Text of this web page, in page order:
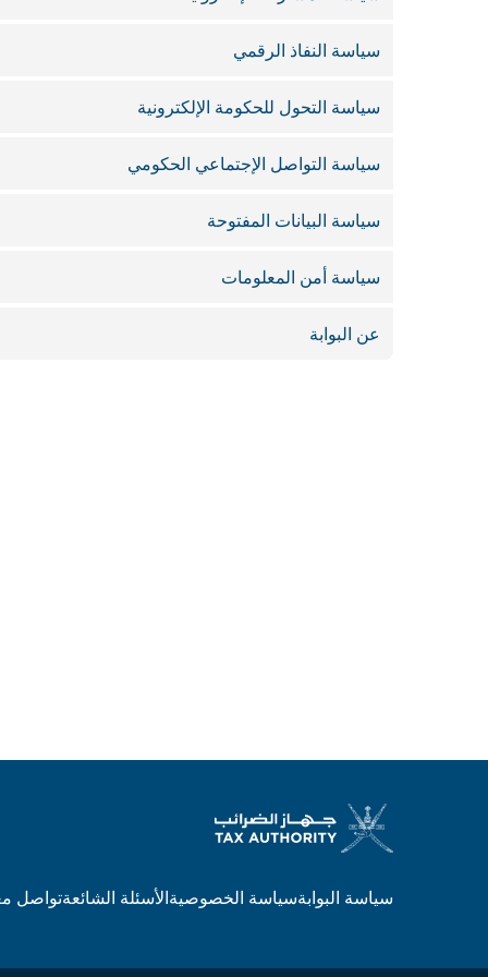
سياسة النفاذ الرقمي
سياسة التحول للحكومة الإلكترونية
سياسة التواصل الإجتماعي الحكومي
سياسة البيانات المفتوحة
سياسة أمن المعلومات
عن البوابة
سياسة البوابةسياسة الخصوصيةالأسئلة الشائعةتواصل